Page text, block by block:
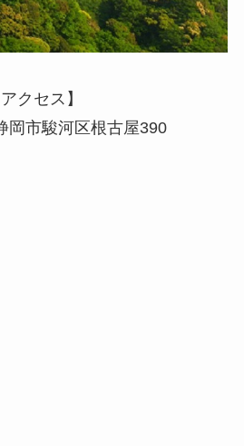
クセス】
岡市駿河区根古屋390